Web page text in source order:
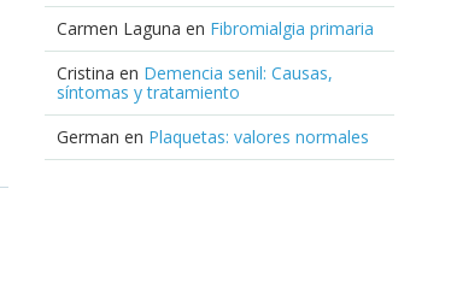
Carmen Laguna en Fibromialgia primaria
Cristina en Demencia senil: Causas,
síntomas y tratamiento
German en Plaquetas: valores normales